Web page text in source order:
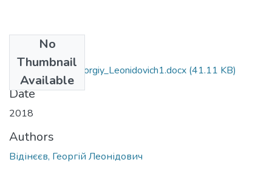
No
Thumbnail
Available
073_Vidineev_Georgiy_Leonidovich1.docx (41.11 KB)
Date
2018
Authors
Відінєєв, Георгій Леонідович